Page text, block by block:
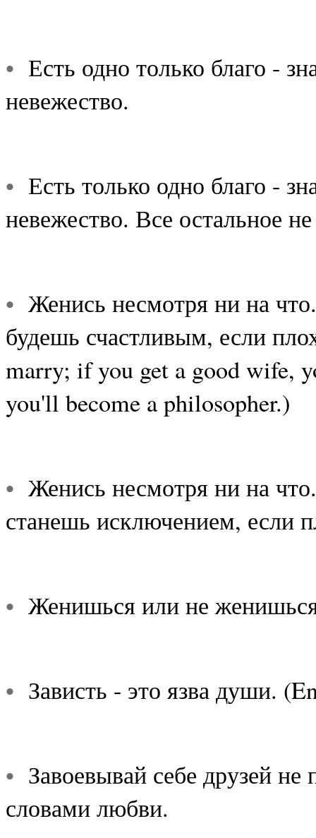
• Есть одно только благо -
невежество.
• Есть только одно благо -
невежество. Все остальное
• Женись несмотря ни на
будешь счастливым, если
marry; if you get a good wife,
you'll become a philosopher.)
• Женись несмотря ни на
станешь исключением, если
• Женишься или не
• Зависть - это язва души.
• Завоевывай себе друзей
словами любви.